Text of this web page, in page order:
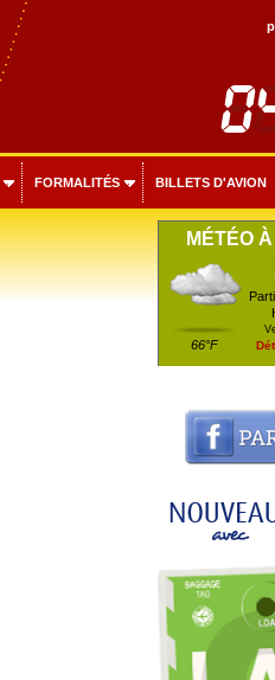
FORMALITÉS BILLETS D'AVION
MÉTÉO
66°F